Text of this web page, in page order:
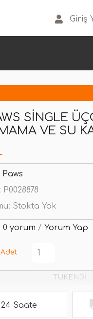
Giriş
SINGLE
VE SU
Paws
P0028878
Stokta Yok
0 yorum / Yorum Yap
Adet
TÜKENDİ
24 Saate